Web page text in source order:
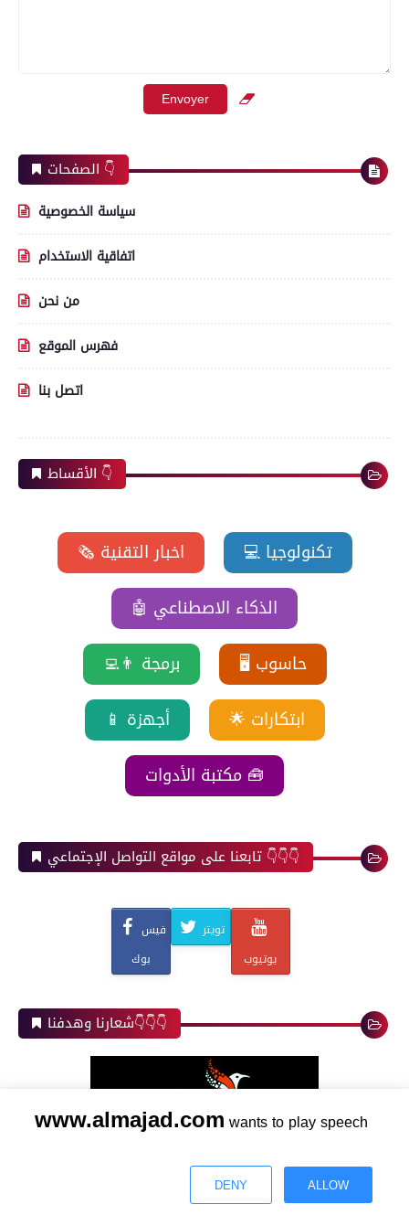
🔔 إشترك الآن
الصفحات 👇
سياسة الخصوصية
اتفاقية الاستخدام
من نحن
فهرس الموقع
اتصل بنا
الأقساط 👇
🗞️ اخبار التقنية
💻 تكنولوجيا
🤖 الذكاء الاصطناعي
👨‍💻 برمجة
🖥️ حاسوب
📱 أجهزة
🌟 ابتكارات
مكتبة الأدوات 🧰
تابعنا على مواقع التواصل الإجتماعي 👇👇👇
فيس
بوك
تويتر
يوتيوب
شعارنا وهدفنا👇👇👇
شاملة لأهم الأحداث والتطورات التقنية والتكنولوجية في أنحاء
العالم. نحن نلتزم بتقديم الأخبار التقنية العاجلة والمواضيع الشائقة
بشكل دقيق، مع التركيز على المحتوى العربي الغني والمتنوع. تتميز
www.almajad.comwants to play speech
DENY ALLOW